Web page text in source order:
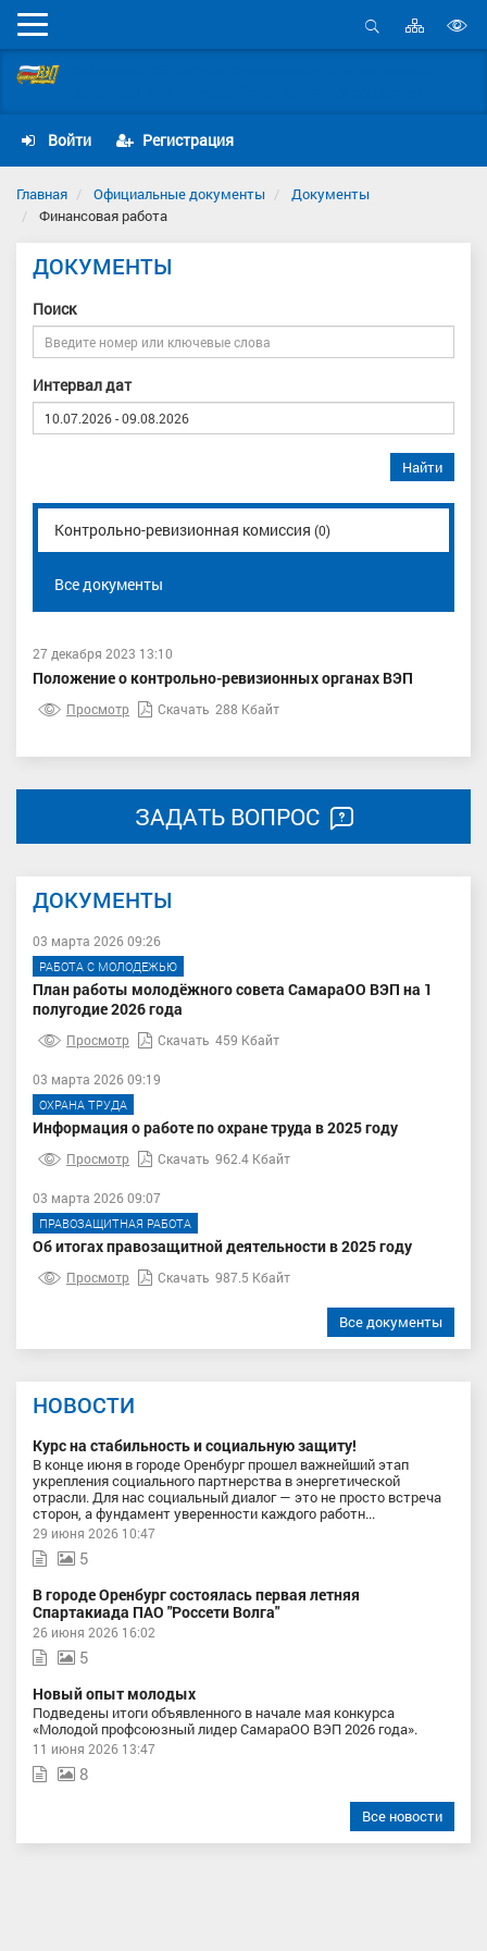
Мобильное
меню
Открыть
Карта
сайта
Войти Регистрация
Главная Официальные документы
Документы
Финансовая работа
ДОКУМЕНТЫ
Поиск
Интервал дат
Найти
Контрольно-ревизионная комиссия (0)
Все документы
27 декабря 2023 13:10
Положение о контрольно-ревизионных органах ВЭП
Просмотр Скачать 288 Кбайт
ЗАДАТЬ ВОПРОС
ДОКУМЕНТЫ
03 марта 2026 09:26
РАБОТА С МОЛОДЕЖЬЮ
План работы молодёжного совета СамараОО ВЭП на 1
полугодие 2026 года
Просмотр Скачать 459 Кбайт
03 марта 2026 09:19
ОХРАНА ТРУДА
Информация о работе по охране труда в 2025 году
Просмотр Скачать 962.4 Кбайт
03 марта 2026 09:07
ПРАВОЗАЩИТНАЯ РАБОТА
Об итогах правозащитной деятельности в 2025 году
Просмотр Скачать 987.5 Кбайт
Все документы
НОВОСТИ
Курс на стабильность и социальную защиту!
В конце июня в городе Оренбург прошел важнейший этап
укрепления социального партнерства в энергетической
отрасли. Для нас социальный диалог — это не просто встреча
сторон, а фундамент уверенности каждого работн...
29 июня 2026 10:47
5
В городе Оренбург состоялась первая летняя
Спартакиада ПАО "Россети Волга"
26 июня 2026 16:02
5
Новый опыт молодых
Подведены итоги объявленного в начале мая конкурса
«Молодой профсоюзный лидер СамараОО ВЭП 2026 года».
11 июня 2026 13:47
8
Все новости